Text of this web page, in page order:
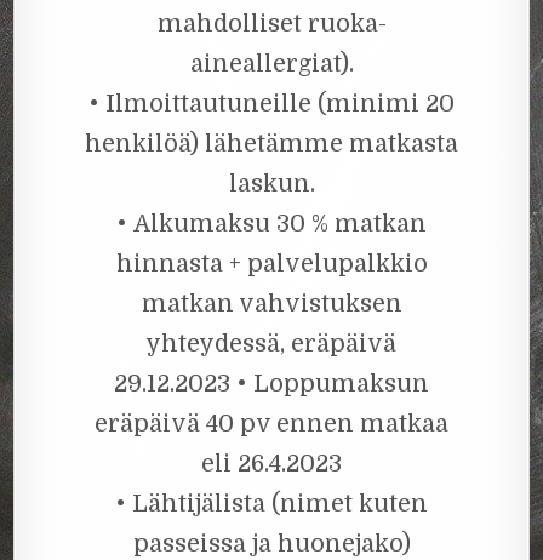
mahdolliset ruoka-
aineallergiat).
• Ilmoittautuneille (minimi 20
henkilöä) lähetämme matkasta
laskun.
• Alkumaksu 30 % matkan
hinnasta + palvelupalkkio
matkan vahvistuksen
yhteydessä, eräpäivä
29.12.2023 • Loppumaksun
eräpäivä 40 pv ennen matkaa
eli 26.4.2023
• Lähtijälista (nimet kuten
passeissa ja huonejako)